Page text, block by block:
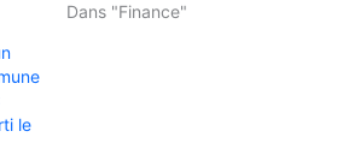
Dans "Finance"
le